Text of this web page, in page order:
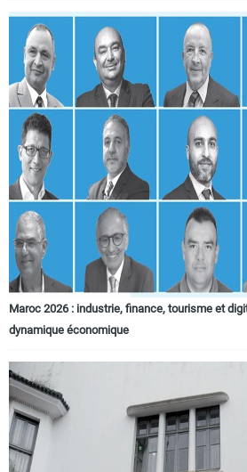
Maroc 2026 : industrie, finance, tourisme et
dynamique économique